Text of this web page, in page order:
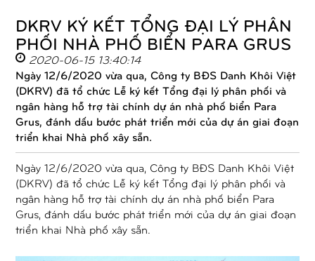
DKRV KÝ KẾT TỔNG ĐẠI LÝ PHÂN
PHỐI NHÀ PHỐ BIỂN PARA GRUS
2020-06-15 13:40:14
Ngày 12/6/2020 vừa qua, Công ty BĐS Danh Khôi Việt
(DKRV) đã tổ chức Lễ ký kết Tổng đại lý phân phối và
ngân hàng hỗ trợ tài chính dự án nhà phố biển Para
Grus, đánh dấu bước phát triển mới của dự án giai đoạn
triển khai Nhà phố xây sẵn.
Ngày 12/6/2020 vừa qua, Công ty BĐS Danh Khôi Việt
(DKRV) đã tổ chức Lễ ký kết Tổng đại lý phân phối và
ngân hàng hỗ trợ tài chính dự án nhà phố biển Para
Grus, đánh dấu bước phát triển mới của dự án giai đoạn
triển khai Nhà phố xây sẵn.